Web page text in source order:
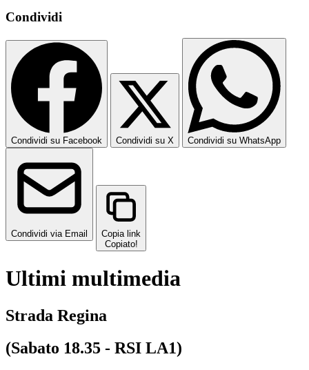
Condividi
Condividi su Facebook Condividi su X Condividi su WhatsApp
Condividi via Email
Copia link
Copiato!
Ultimi multimedia
Strada Regina
(Sabato 18.35 - RSI LA1)